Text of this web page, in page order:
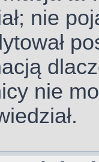
nie
nie